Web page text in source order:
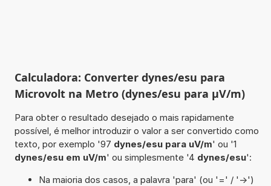
Calculadora: Converter dynes/esu para
Microvolt na Metro (dynes/esu para µV/m)
Para obter o resultado desejado o mais rapidamente
possível, é melhor introduzir o valor a ser convertido como
texto, por exemplo '97 dynes/esu para uV/m' ou '1
dynes/esu em uV/m' ou simplesmente '4 dynes/esu':
Na maioria dos casos, a palavra 'para' (ou '=' / '->')